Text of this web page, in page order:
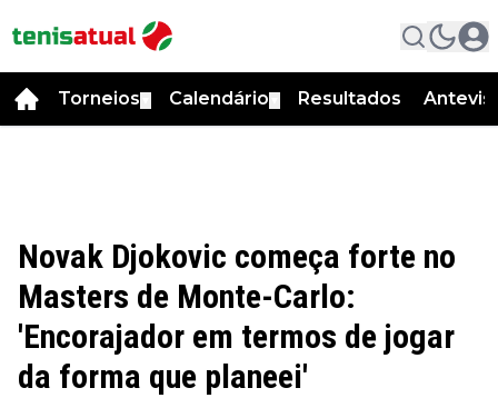
Torneios Calendário Resultados
Novak Djokovic começa forte no
Masters de Monte-Carlo:
'Encorajador em termos de jogar
da forma que planeei'